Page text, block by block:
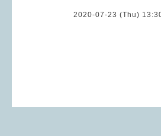
2020-07-23 (Thu)